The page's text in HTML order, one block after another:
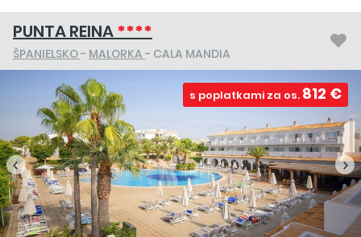
PUNTA REINA****
ŠPANIELSKO- MALORKA - CALA MANDIA
s poplatkami za os. 812 €